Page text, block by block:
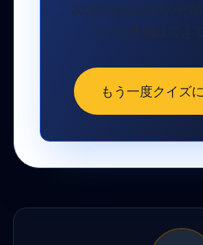
2026年MotoGPの究極
になる準備はでき
もう一度クイズ